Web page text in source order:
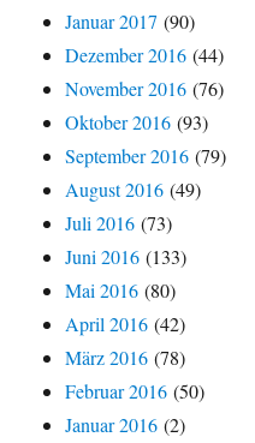
Januar 2017 (90)
Dezember 2016 (44)
November 2016 (76)
Oktober 2016 (93)
September 2016 (79)
August 2016 (49)
Juli 2016 (73)
Juni 2016 (133)
Mai 2016 (80)
April 2016 (42)
März 2016 (78)
Februar 2016 (50)
Januar 2016 (2)